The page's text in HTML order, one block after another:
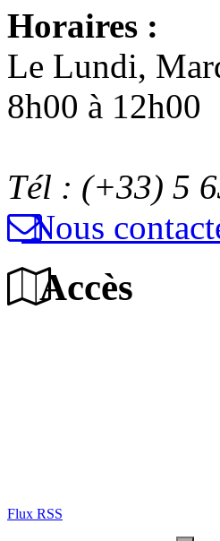
Horaires :
Le Lundi,
8h00 à 12h00
Tél : (+33) 5
Nous
Accès
Flux RSS